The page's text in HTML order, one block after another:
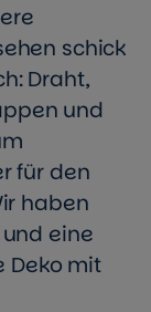
schick
Draht,
und
für den
haben
eine
Deko mit